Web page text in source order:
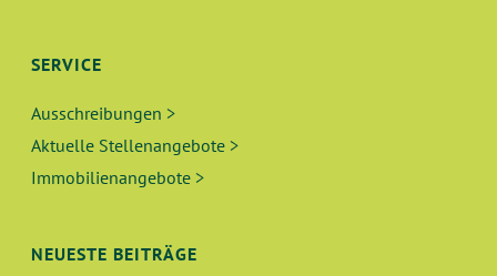
SERVICE
Ausschreibungen >
Aktuelle Stellenangebote >
Immobilienangebote >
NEUESTE BEITRÄGE